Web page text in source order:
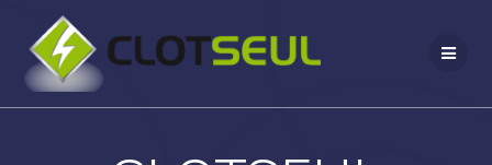
au
contenu